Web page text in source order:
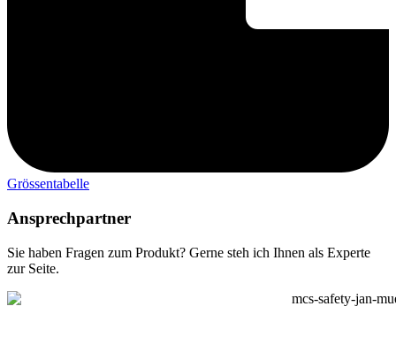
Grössentabelle
Ansprechpartner
Sie haben Fragen zum Produkt? Gerne steh ich Ihnen als Experte
zur Seite.